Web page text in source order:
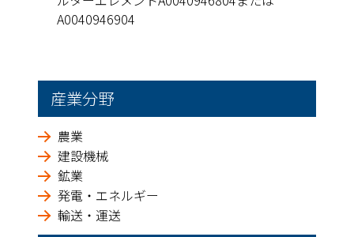
A0040946904
産業分野
農業
建設機械
鉱業
発電・エネルギー
輸送・運送